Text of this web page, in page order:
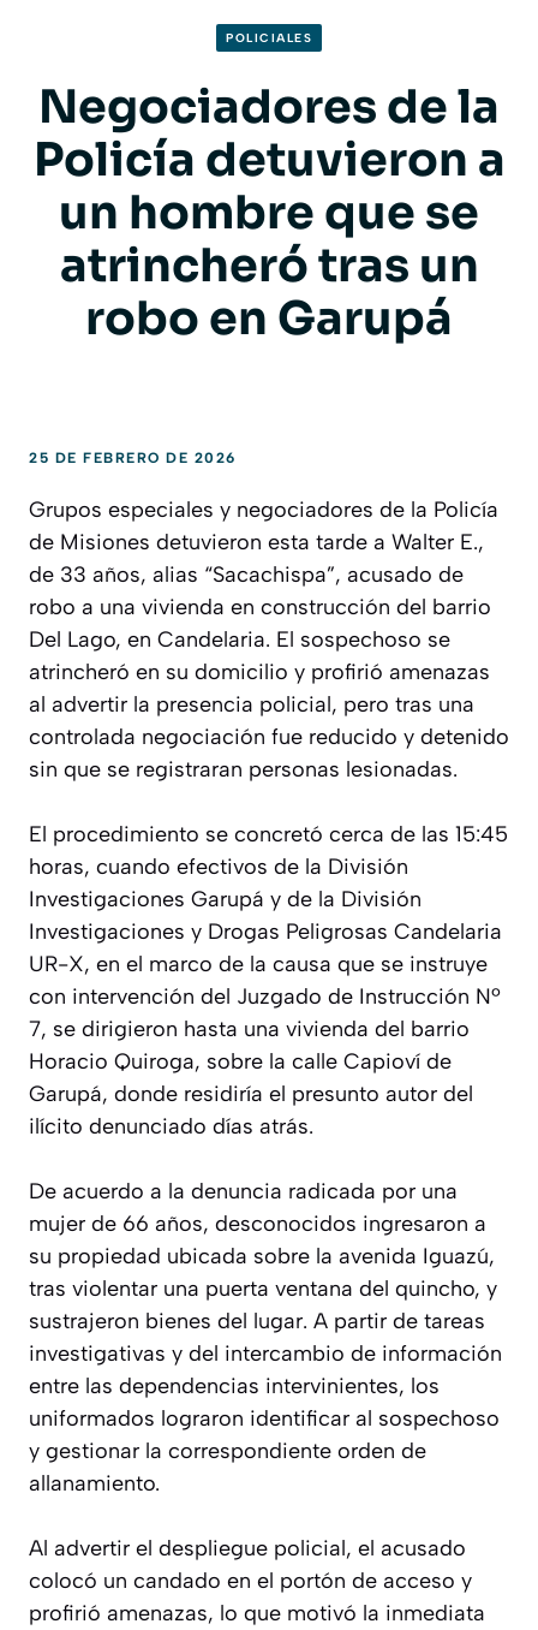
POLICIALES
Negociadores de la
Policía detuvieron a
un hombre que se
atrincheró tras un
robo en Garupá
25 DE FEBRERO DE 2026
Grupos especiales y negociadores de la Policía
de Misiones detuvieron esta tarde a Walter E.,
de 33 años, alias “Sacachispa”, acusado de
robo a una vivienda en construcción del barrio
Del Lago, en Candelaria. El sospechoso se
atrincheró en su domicilio y profirió amenazas
al advertir la presencia policial, pero tras una
controlada negociación fue reducido y detenido
sin que se registraran personas lesionadas.
El procedimiento se concretó cerca de las 15:45
horas, cuando efectivos de la División
Investigaciones Garupá y de la División
Investigaciones y Drogas Peligrosas Candelaria
UR-X, en el marco de la causa que se instruye
con intervención del Juzgado de Instrucción Nº
7, se dirigieron hasta una vivienda del barrio
Horacio Quiroga, sobre la calle Capioví de
Garupá, donde residiría el presunto autor del
ilícito denunciado días atrás.
De acuerdo a la denuncia radicada por una
mujer de 66 años, desconocidos ingresaron a
su propiedad ubicada sobre la avenida Iguazú,
tras violentar una puerta ventana del quincho, y
sustrajeron bienes del lugar. A partir de tareas
investigativas y del intercambio de información
entre las dependencias intervinientes, los
uniformados lograron identificar al sospechoso
y gestionar la correspondiente orden de
allanamiento.
Al advertir el despliegue policial, el acusado
colocó un candado en el portón de acceso y
profirió amenazas, lo que motivó la inmediata